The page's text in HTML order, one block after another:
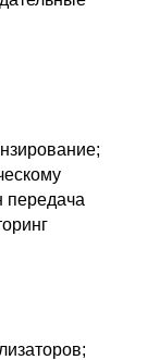
передача